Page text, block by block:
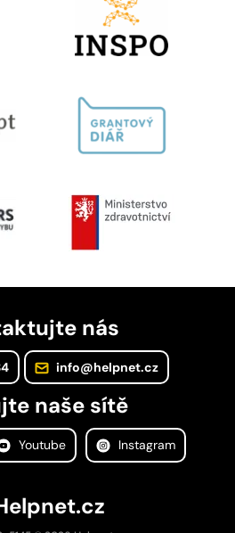
nás
info@helpnet.cz
naše sítě
Youtube Instagram